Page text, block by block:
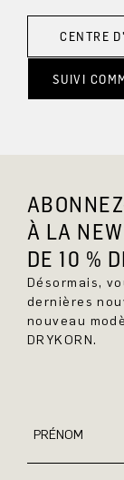
CENTRE
SUIVI
À LA
DE 10 %
Désormais,
dernières
nouveau
DRYKORN.
PRÉNOM